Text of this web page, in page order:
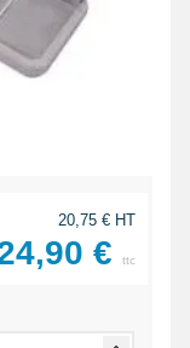
20,75 € HT
€ ttc